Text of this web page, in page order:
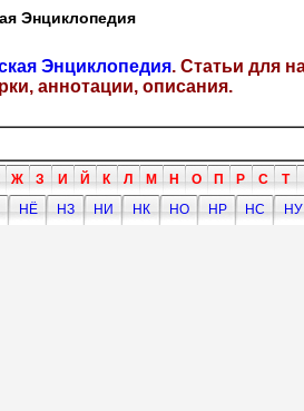
Энциклопедия
Энциклопедия. Статьи для
аннотации, описания.
Ж З И Й К Л М Н О П Р С Т
НЁ НЗ НИ НК НО НР НС
НУ